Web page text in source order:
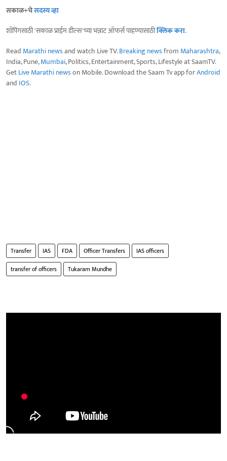
सकाळ+चेसदस्य व्हा
शॉपिंगसाठी 'सकाळ प्राईम डील्स'च्या भन्नाट ऑफर्स पाहण्यासाठीक्लिक करा.
Read Marathi newsand watch Live TV.Breaking newsfrom Maharashtra,
India, Pune,Mumbai, Politics, Entertainment, Sports, Lifestyle at SaamTV.
GetLive Marathi newson Mobile. Download the Saam Tv app forAndroid
and IOS.
Transfer IAS FDA Officer Transfers
IAS officers
transfer of officers
Tukaram Mundhe